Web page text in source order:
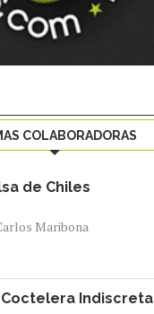
COLABORADORAS
de Chiles
Maribona
Coctelera Indiscreta